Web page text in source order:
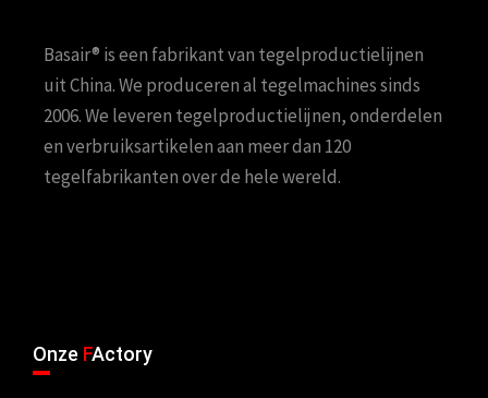
Basair® is een fabrikant van tegelproductielijnen
uit China. We produceren al tegelmachines sinds
2006. We leveren tegelproductielijnen, onderdelen
en verbruiksartikelen aan meer dan 120
tegelfabrikanten over de hele wereld.
Onze FActory